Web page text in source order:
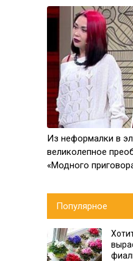
Из неформалки в
великолепное
«Модного
Популярное